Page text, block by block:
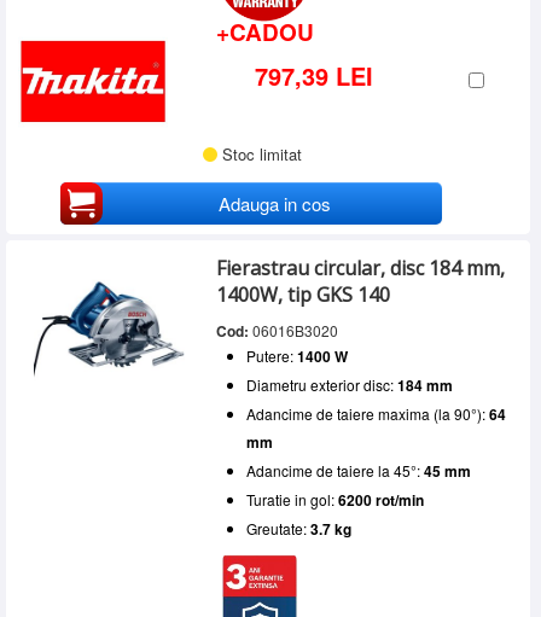
+CADOU
797,39 LEI
Stoc limitat
Adauga in cos
Fierastrau circular, disc 184 mm,
1400W, tip GKS 140
Cod: 06016B3020
Putere:1400 W
Diametru exterior disc:184 mm
Adancime de taiere maxima (la 90°):64
mm
Adancime de taiere la 45°:45 mm
Turatie in gol:6200 rot/min
Greutate:3.7 kg